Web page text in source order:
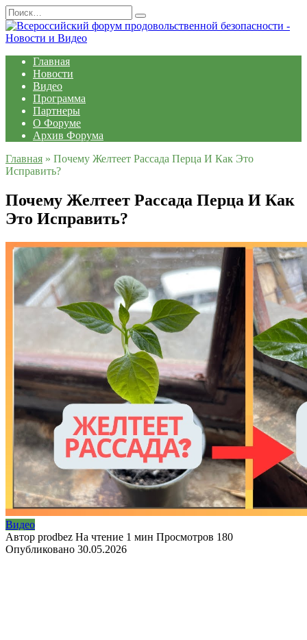
Перейти
к
содержанию
Search
for:
Главная
Новости
Видео
Программа
Партнеры
О Форуме
Архив Форума
Главная » Почему Желтеет Рассада Перца И Как Это
Исправить?
Почему Желтеет Рассада Перца И Как
Это Исправить?
Видео
Автор prodbez На чтение 1 мин Просмотров 180
Опубликовано 30.05.2026